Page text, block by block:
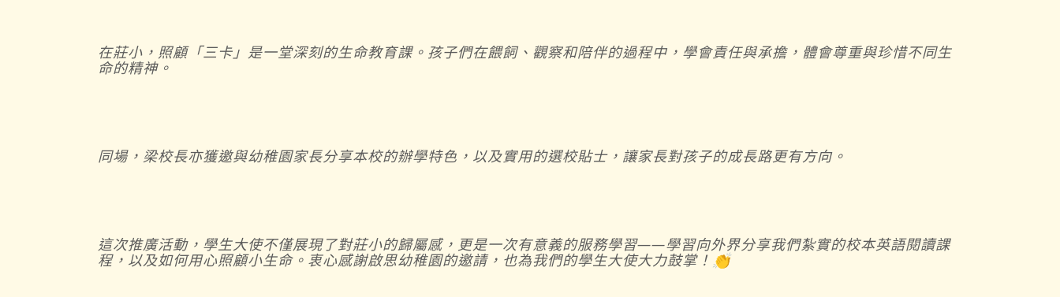
在莊小，照顧「三卡」是一堂深刻的生命教育課。孩子們在餵飼、觀察和陪伴的過程中，學會責任與承擔，體會尊重與珍惜不同生
命的精神。
同場，梁校長亦獲邀與幼稚園家長分享本校的辦學特色，以及實用的選校貼士，讓家長對孩子的成長路更有方向。
這次推廣活動，學生大使不僅展現了對莊小的歸屬感，更是一次有意義的服務學習——學習向外界分享我們紮實的校本英語閱讀課
程，以及如何用心照顧小生命。衷心感謝啟思幼稚園的邀請，也為我們的學生大使大力鼓掌！👏